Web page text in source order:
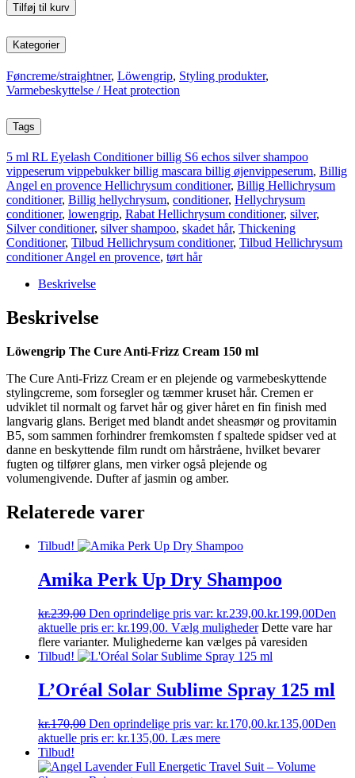
Tilføj til kurv
Kategorier
Føncreme/straightner, Löwengrip, Styling produkter,
Varmebeskyttelse / Heat protection
Tags
5 ml RL Eyelash Conditioner billig S6 echos silver shampoo
vippeserum vippebukker billig mascara billig øjenvippeserum, Billig
Angel en provence Hellichrysum conditioner, Billig Hellichrysum
conditioner, Billig hellychrysum, conditioner, Hellychrysum
conditioner, lowengrip, Rabat Hellichrysum conditioner, silver,
Silver conditioner, silver shampoo, skadet hår, Thickening
Conditioner, Tilbud Hellichrysum conditioner, Tilbud Hellichrysum
conditioner Angel en provence, tørt hår
Beskrivelse
Beskrivelse
Löwengrip The Cure Anti-Frizz Cream 150 ml
The Cure Anti-Frizz Cream er en plejende og varmebeskyttende
stylingcreme, som forsegler og tæmmer kruset hår. Cremen er
udviklet til normalt og farvet hår og giver håret en fin finish med
langvarig glans. Beriget med blandt andet sheasmør og provitamin
B5, som sammen forhindrer fremkomsten f spaltede spidser ved at
danne en beskyttende film rundt om hårstråene, hvilket bevarer
fugten og tilfører glans, men virker også plejende og
volumengivende. Dufter af jasmin og amber.
Relaterede varer
Tilbud!
Amika Perk Up Dry Shampoo
kr.239,00 Den oprindelige pris var: kr.239,00.kr.199,00Den
aktuelle pris er: kr.199,00. Vælg muligheder Dette vare har
flere varianter. Mulighederne kan vælges på varesiden
Tilbud!
L’Oréal Solar Sublime Spray 125 ml
kr.170,00 Den oprindelige pris var: kr.170,00.kr.135,00Den
aktuelle pris er: kr.135,00. Læs mere
Tilbud!